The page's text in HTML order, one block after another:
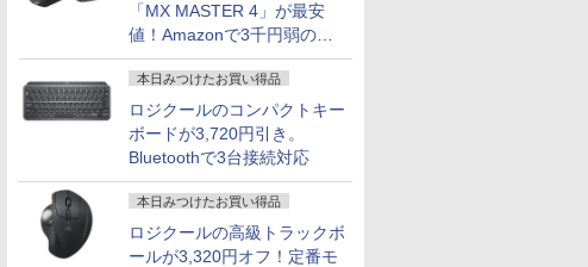
「MX MASTER 4」が最安
値！Amazonで3千円弱の割
引
本日みつけたお買い得品
ロジクールのコンパクトキー
ボードが3,720円引き。
Bluetoothで3台接続対応
本日みつけたお買い得品
ロジクールの高級トラックボ
ールが3,320円オフ！定番モ